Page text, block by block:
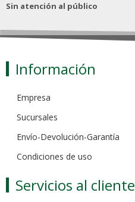
Sin atención al público
Información
Empresa
Sucursales
Envío-Devolución-Garantía
Condiciones de uso
Servicios al cliente